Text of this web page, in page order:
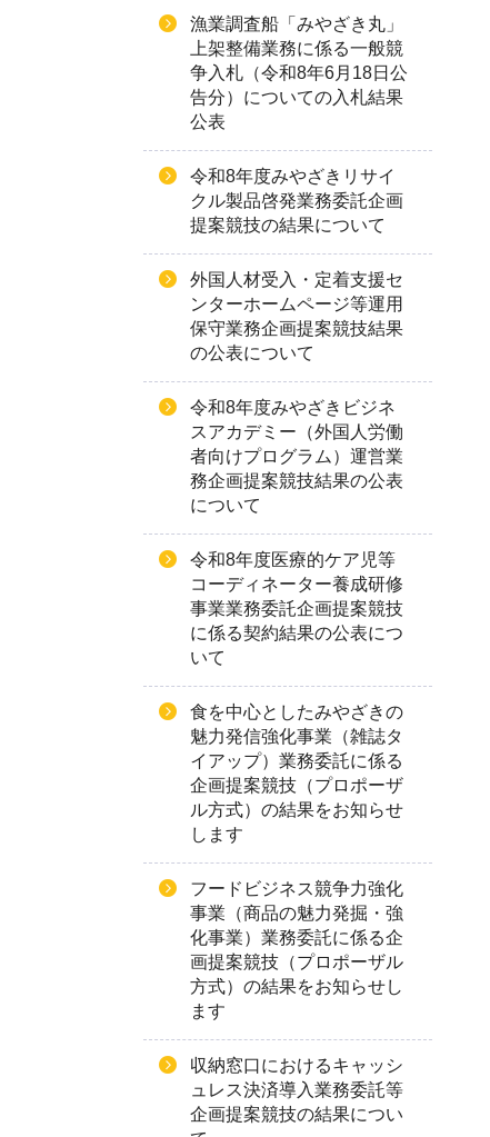
漁業調査船「みやざき丸」
上架整備業務に係る一般競
争入札（令和8年6月18日公
告分）についての入札結果
公表
令和8年度みやざきリサイ
クル製品啓発業務委託企画
提案競技の結果について
外国人材受入・定着支援セ
ンターホームページ等運用
保守業務企画提案競技結果
の公表について
令和8年度みやざきビジネ
スアカデミー（外国人労働
者向けプログラム）運営業
務企画提案競技結果の公表
について
令和8年度医療的ケア児等
コーディネーター養成研修
事業業務委託企画提案競技
に係る契約結果の公表につ
いて
食を中心としたみやざきの
魅力発信強化事業（雑誌タ
イアップ）業務委託に係る
企画提案競技（プロポーザ
ル方式）の結果をお知らせ
します
フードビジネス競争力強化
事業（商品の魅力発掘・強
化事業）業務委託に係る企
画提案競技（プロポーザル
方式）の結果をお知らせし
ます
収納窓口におけるキャッシ
ュレス決済導入業務委託等
企画提案競技の結果につい